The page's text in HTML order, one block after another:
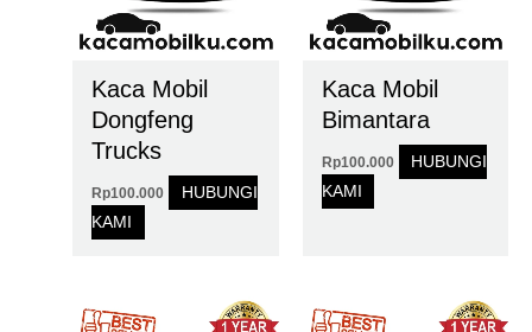
Kaca Mobil
Dongfeng
Trucks
Rp100.000
HUBUNGI
KAMI
Kaca Mobil
Bimantara
Rp100.000
HUBUNGI
KAMI